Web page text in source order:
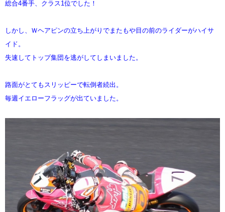
総合4番手、クラス1位でした！
しかし、Ｗヘアピンの立ち上がりでまたもや目の前のライダーがハイサ
イド。
失速してトップ集団を逃がしてしまいました。
路面がとてもスリッピーで転倒者続出。
毎週イエローフラッグが出ていました。